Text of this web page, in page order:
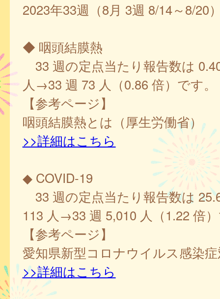
2023年33週（8月 3週 8/14～8/20
◆ 咽頭結膜熱
33 週の定点当たり報告数は
人→33 週 73 人（0.86 倍）です。
【参考ページ】
咽頭結膜熱とは（厚生労働省）
>>詳細はこちら
◆ COVID-19
33 週の定点当たり報告数は
113 人→33 週 5,010 人（1.22 倍
【参考ページ】
愛知県新型コロナウイルス感染
>>詳細はこちら